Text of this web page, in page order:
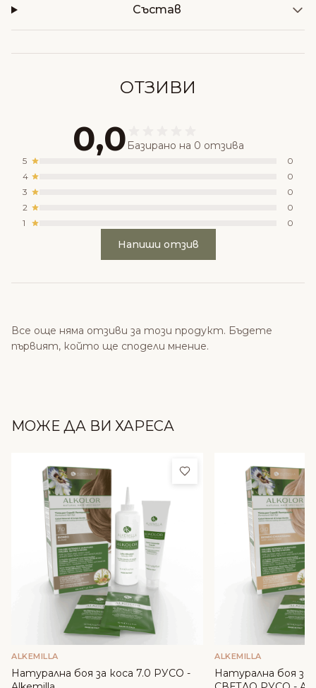
Състав
ОТЗИВИ
0,0 Базирано на 0 отзива
5
0
4
0
3
0
2
0
1
0
Напиши отзив
Все още няма отзиви за този продукт. Бъдете
първият, който ще сподели мнение.
МОЖЕ ДА ВИ ХАРЕСА
Добави в любими
ALKEMILLA
Натурална боя за коса 7.0 РУСО -
ALKEMILLA
Натурална боя